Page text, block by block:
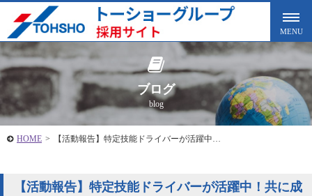
ブログ
blog
HOME > 【活動報告】特定技能ドライバーが活躍中…
【活動報告】特定技能ドライバーが活躍中！共に成